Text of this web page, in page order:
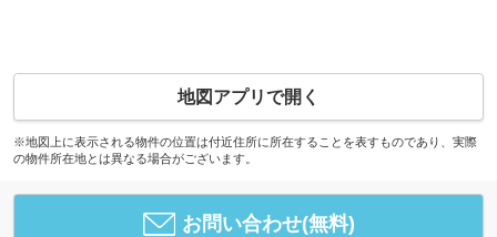
地図アプリで開く
※地図上に表示される物件の位置は付近住所に所在することを表すものであり、実際
の物件所在地とは異なる場合がございます。
お問い合わせ(無料)